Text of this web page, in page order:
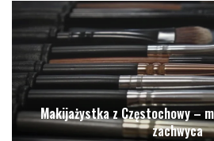
Makijażystka z Częstochowy –
zachwyca